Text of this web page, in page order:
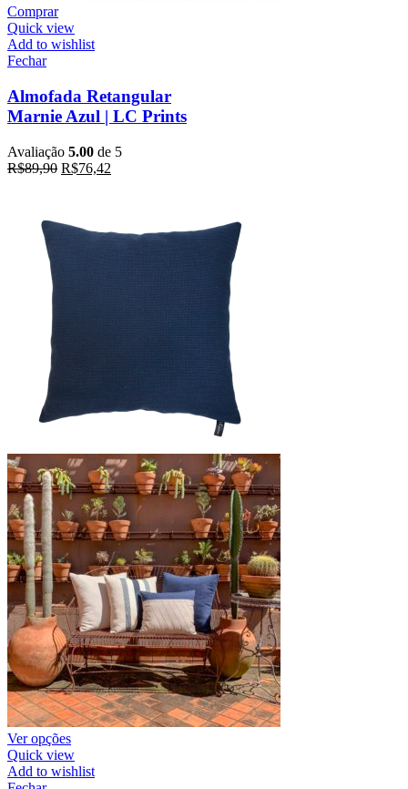
Comprar
Quick view
Add to wishlist
Fechar
Almofada Retangular
Marnie Azul | LC Prints
Avaliação 5.00 de 5
R$89,90 R$76,42
Ver opções
Quick view
Add to wishlist